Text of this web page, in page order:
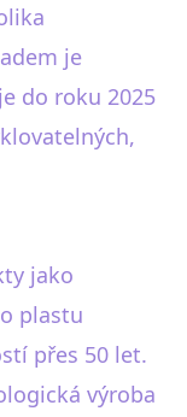
je
do roku 2025
jako
plastu
přes 50 let.
výroba